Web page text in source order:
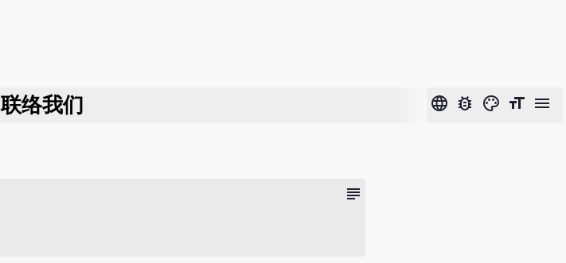
联络我们 language bug_report color_lens format_size menu
subject